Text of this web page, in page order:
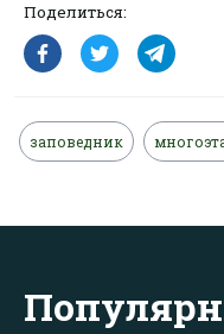
Поделиться:
заповедник